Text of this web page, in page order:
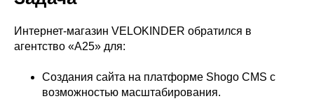
Интернет-магазин VELOKINDER обратился в
агентство «А25» для:
Создания сайта на платформе Shogo CMS с
возможностью масштабирования.